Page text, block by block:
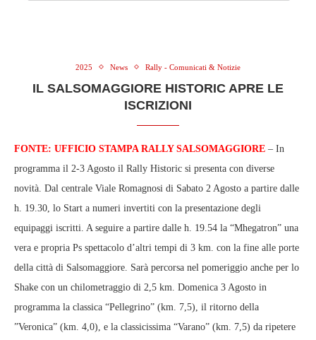
2025 News Rally - Comunicati & Notizie
IL SALSOMAGGIORE HISTORIC APRE LE
ISCRIZIONI
FONTE: UFFICIO STAMPA RALLY SALSOMAGGIORE – In
programma il 2-3 Agosto il Rally Historic si presenta con diverse
novità. Dal centrale Viale Romagnosi di Sabato 2 Agosto a partire dalle
h. 19.30, lo Start a numeri invertiti con la presentazione degli
equipaggi iscritti. A seguire a partire dalle h. 19.54 la “Mhegatron” una
vera e propria Ps spettacolo d’altri tempi di 3 km. con la fine alle porte
della città di Salsomaggiore. Sarà percorsa nel pomeriggio anche per lo
Shake con un chilometraggio di 2,5 km. Domenica 3 Agosto in
programma la classica “Pellegrino” (km. 7,5), il ritorno della
”Veronica” (km. 4,0), e la classicissima “Varano” (km. 7,5) da ripetere